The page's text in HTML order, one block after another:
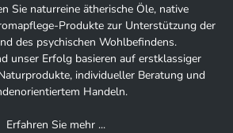
Sie naturreine ätherische Öle, native
Produkte zur Unterstützung der
des psychischen Wohlbefindens.
unser Erfolg basieren auf erstklassiger
individueller Beratung und
Handeln.
Erfahren Sie mehr ...